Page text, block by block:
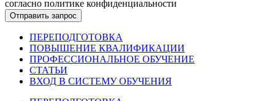
согласно политике конфиденциальности
Отправить запрос
ПЕРЕПОДГОТОВКА
ПОВЫШЕНИЕ КВАЛИФИКАЦИИ
ПРОФЕССИОНАЛЬНОЕ ОБУЧЕНИЕ
СТАТЬИ
ВХОД В СИСТЕМУ ОБУЧЕНИЯ